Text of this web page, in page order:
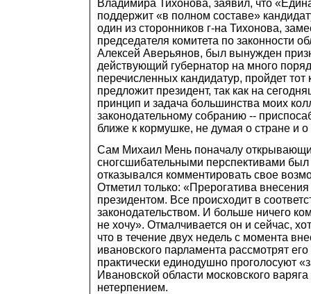
Владимира Тихонова, заявил, что
поддержит «в полном составе»
один из сторонников г-на Тихонова,
председателя комитета по законности
Алексей Аверьянов, был вынужден
действующий губернатор на много
перечисленных кандидатур, пройдет тот
предложит президент, так как на
принцип и задача большинства моих
законодательному собранию --
ближе к кормушке, не думая о стране и
Сам Михаил Мень поначалу
сногсшибательными перспективами
отказывался комментировать свое
Отметил только: «Прерогатива внесения
президентом. Все происходит в
законодательством. И больше ничего
не хочу». Отмалчивается он и сейчас,
что в течение двух недель с момента
ивановского парламента рассмотрят
практически единодушно проголосуют
Ивановской области московского
нетерпением.